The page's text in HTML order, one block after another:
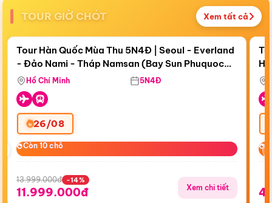
TOUR GIỜ CHÓT Xem tất cả
Còn19 ngày 02:52:31
Điểm nổi bật
Tour Hàn Quốc Mùa Thu 5N4Đ | Seoul - Everland
- Đảo Nami - Tháp Namsan (Bay Sun Phuquoc
Airways)
Hồ Chí Minh 5N4Đ
26/08
Còn 10 chỗ
Còn 10 chỗ
13.999.000đ -14%
11.999.000đ Xem chi tiết